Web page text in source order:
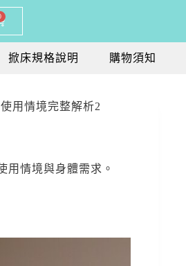
掀床規格說明 購物須知
用情境完整解析2
用情境與身體需求。